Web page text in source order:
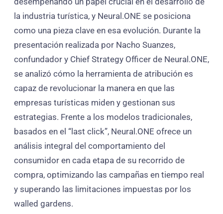
la industria turística, y Neural.ONE se posiciona
como una pieza clave en esa evolución. Durante la
presentación realizada por Nacho Suanzes,
confundador y Chief Strategy Officer de Neural.ONE,
se analizó cómo la herramienta de atribución es
capaz de revolucionar la manera en que las
empresas turísticas miden y gestionan sus
estrategias. Frente a los modelos tradicionales,
basados en el “last click”, Neural.ONE ofrece un
análisis integral del comportamiento del
consumidor en cada etapa de su recorrido de
compra, optimizando las campañas en tiempo real
y superando las limitaciones impuestas por los
walled gardens.